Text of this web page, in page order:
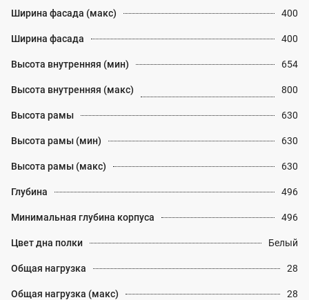
Ширина фасада (макс) 400
Ширина фасада 400
Высота внутренняя (мин) 654
Высота внутренняя (макс) 800
Высота рамы 630
Высота рамы (мин) 630
Высота рамы (макс) 630
Глубина 496
Минимальная глубина корпуса 496
Цвет дна полки Белый
Общая нагрузка 28
Общая нагрузка (макс) 28